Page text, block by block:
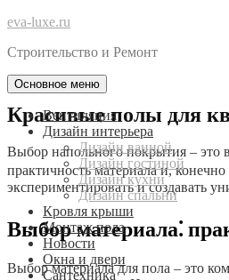
eva-luxe.ru
Строительство и Ремонт
Основное меню
Вентиляция
Дизайн интерьера
Дизайн ванной
Дизайн гостиной
Дизайн кухни
Дизайн спальни
Кровля крыши
Монтаж пола
Новости
Окна и двери
Сантехника
Красивые полы для
Выбор напольного покрытия – это
практичность материала и,
экспериментировать и создавать
Выбор материала⁚
Выбор материала для пола – это